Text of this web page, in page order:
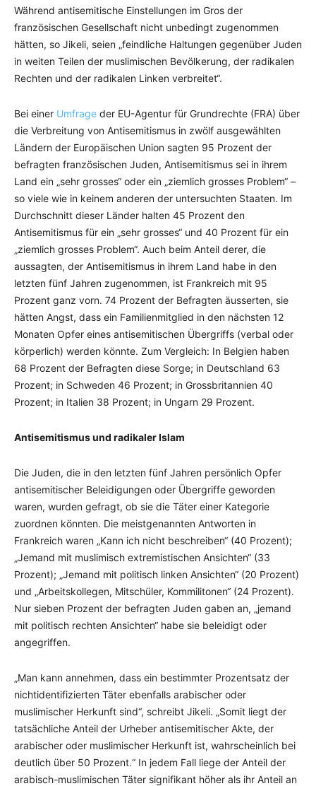
Während antisemitische Einstellungen im Gros der
französischen Gesellschaft nicht unbedingt zugenommen
hätten, so Jikeli, seien „feindliche Haltungen gegenüber Juden
in weiten Teilen der muslimischen Bevölkerung, der radikalen
Rechten und der radikalen Linken verbreitet“.
Bei einer Umfrage der EU-Agentur für Grundrechte (FRA) über
die Verbreitung von Antisemitismus in zwölf ausgewählten
Ländern der Europäischen Union sagten 95 Prozent der
befragten französischen Juden, Antisemitismus sei in ihrem
Land ein „sehr grosses“ oder ein „ziemlich grosses Problem“ –
so viele wie in keinem anderen der untersuchten Staaten. Im
Durchschnitt dieser Länder halten 45 Prozent den
Antisemitismus für ein „sehr grosses“ und 40 Prozent für ein
„ziemlich grosses Problem“. Auch beim Anteil derer, die
aussagten, der Antisemitismus in ihrem Land habe in den
letzten fünf Jahren zugenommen, ist Frankreich mit 95
Prozent ganz vorn. 74 Prozent der Befragten äusserten, sie
hätten Angst, dass ein Familienmitglied in den nächsten 12
Monaten Opfer eines antisemitischen Übergriffs (verbal oder
körperlich) werden könnte. Zum Vergleich: In Belgien haben
68 Prozent der Befragten diese Sorge; in Deutschland 63
Prozent; in Schweden 46 Prozent; in Grossbritannien 40
Prozent; in Italien 38 Prozent; in Ungarn 29 Prozent.
Antisemitismus und radikaler Islam
Die Juden, die in den letzten fünf Jahren persönlich Opfer
antisemitischer Beleidigungen oder Übergriffe geworden
waren, wurden gefragt, ob sie die Täter einer Kategorie
zuordnen könnten. Die meistgenannten Antworten in
Frankreich waren „Kann ich nicht beschreiben“ (40 Prozent);
„Jemand mit muslimisch extremistischen Ansichten“ (33
Prozent); „Jemand mit politisch linken Ansichten“ (20 Prozent)
und „Arbeitskollegen, Mitschüler, Kommilitonen“ (24 Prozent).
Nur sieben Prozent der befragten Juden gaben an, „jemand
mit politisch rechten Ansichten“ habe sie beleidigt oder
angegriffen.
„Man kann annehmen, dass ein bestimmter Prozentsatz der
nichtidentifizierten Täter ebenfalls arabischer oder
muslimischer Herkunft sind“, schreibt Jikeli. „Somit liegt der
tatsächliche Anteil der Urheber antisemitischer Akte, der
arabischer oder muslimischer Herkunft ist, wahrscheinlich bei
deutlich über 50 Prozent.“ In jedem Fall liege der Anteil der
arabisch-muslimischen Täter signifikant höher als ihr Anteil an